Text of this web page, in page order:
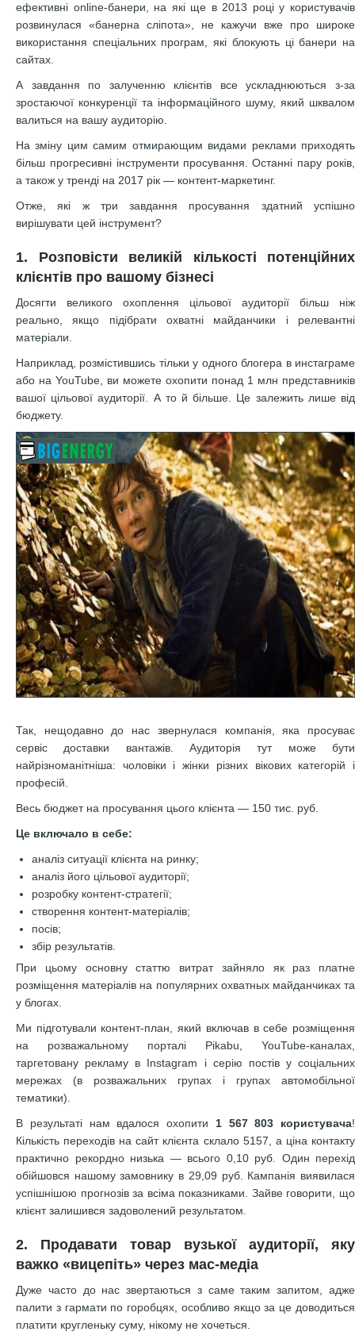
ефективні online-банери, на які ще в 2013 році у користувачів
розвинулася «банерна сліпота», не кажучи вже про широке
використання спеціальних програм, які блокують ці банери на
сайтах.
А завдання по залученню клієнтів все ускладнюються з-за
зростаючої конкуренції та інформаційного шуму, який шквалом
валиться на вашу аудиторію.
На зміну цим самим отмирающим видами реклами приходять
більш прогресивні інструменти просування. Останні пару років,
а також у тренді на 2017 рік — контент-маркетинг.
Отже, які ж три завдання просування здатний успішно
вирішувати цей інструмент?
1. Розповісти великій кількості потенційних
клієнтів про вашому бізнесі
Досягти великого охоплення цільової аудиторії більш ніж
реально, якщо підібрати охватні майданчики і релевантні
матеріали.
Наприклад, розмістившись тільки у одного блогера в инстаграме
або на YouTube, ви можете охопити понад 1 млн представників
вашої цільової аудиторії. А то й більше. Це залежить лише від
бюджету.
Так, нещодавно до нас звернулася компанія, яка просуває
сервіс доставки вантажів. Аудиторія тут може бути
найрізноманітніша: чоловіки і жінки різних вікових категорій і
професій.
Весь бюджет на просування цього клієнта — 150 тис. руб.
Це включало в себе:
аналіз ситуації клієнта на ринку;
аналіз його цільової аудиторії;
розробку контент-стратегії;
створення контент-матеріалів;
посів;
збір результатів.
При цьому основну статтю витрат зайняло як раз платне
розміщення матеріалів на популярних охватных майданчиках та
у блогах.
Ми підготували контент-план, який включав в себе розміщення
на розважальному порталі Pikabu, YouTube-каналах,
таргетовану рекламу в Instagram і серію постів у соціальних
мережах (в розважальних групах і групах автомобільної
тематики).
В результаті нам вдалося охопити 1 567 803 користувача!
Кількість переходів на сайт клієнта склало 5157, а ціна контакту
практично рекордно низька — всього 0,10 руб. Один перехід
обійшовся нашому замовнику в 29,09 руб. Кампанія виявилася
успішнішою прогнозів за всіма показниками. Зайве говорити, що
клієнт залишився задоволений результатом.
2. Продавати товар вузької аудиторії, яку
важко «вицепіть» через мас-медіа
Дуже часто до нас звертаються з саме таким запитом, адже
палити з гармати по горобцях, особливо якщо за це доводиться
платити кругленьку суму, нікому не хочеться.